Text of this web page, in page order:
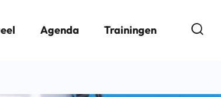
Agenda Trainingen